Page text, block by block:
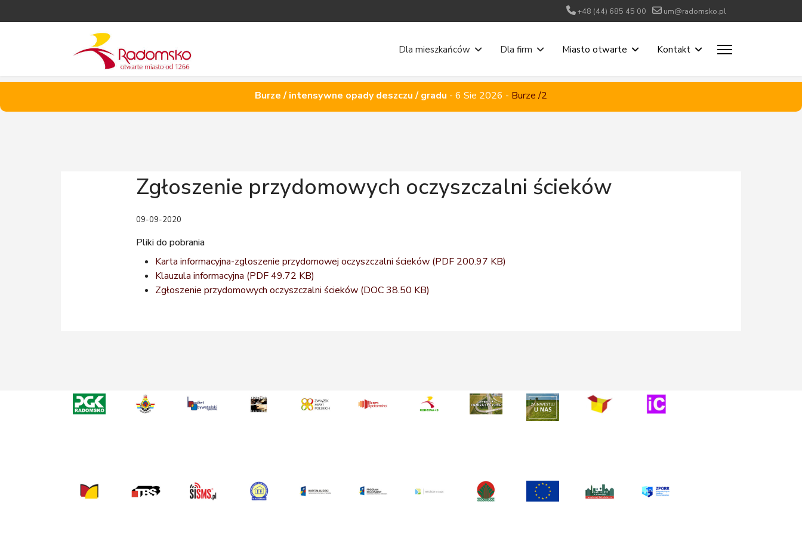
+48 (44) 685 45 00 um@radomsko.pl
Dla mieszkańców Dla firm Miasto otwarte Kontakt
Burze / intensywne opady deszczu / gradu - 6 Sie 2026 - Burze /2
Zgłoszenie przydomowych oczyszczalni ścieków
09-09-2020
Pliki do pobrania
Karta informacyjna-zgloszenie przydomowej oczyszczalni ścieków (PDF 200.97 KB)
Klauzula informacyjna (PDF 49.72 KB)
Zgłoszenie przydomowych oczyszczalni ścieków (DOC 38.50 KB)